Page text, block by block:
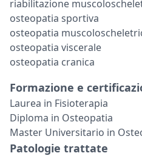
riabilitazione
osteopatia sportiva
osteopatia
osteopatia viscerale
osteopatia cranica
Formazione e
Laurea in Fisioterapia
Diploma in Osteopatia
Master Universitario in
Patologie trattate